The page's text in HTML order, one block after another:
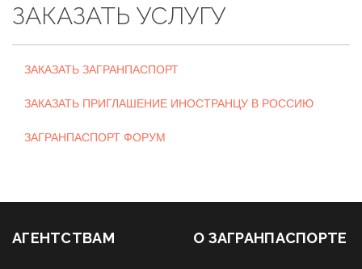
ЗАКАЗАТЬ УСЛУГУ
ЗАКАЗАТЬ ЗАГРАНПАСПОРТ
ЗАКАЗАТЬ ПРИГЛАШЕНИЕ ИНОСТРАНЦУ В РОССИЮ
ЗАГРАНПАСПОРТ ФОРУМ
АГЕНТСТВАМ О ЗАГРАНПАСПОРТЕ